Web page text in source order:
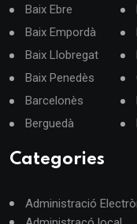
Baix Ebre
Baix Empordà
Baix Llobregat
Baix Penedès
Barcelonès
Berguedà
Categories
Administració